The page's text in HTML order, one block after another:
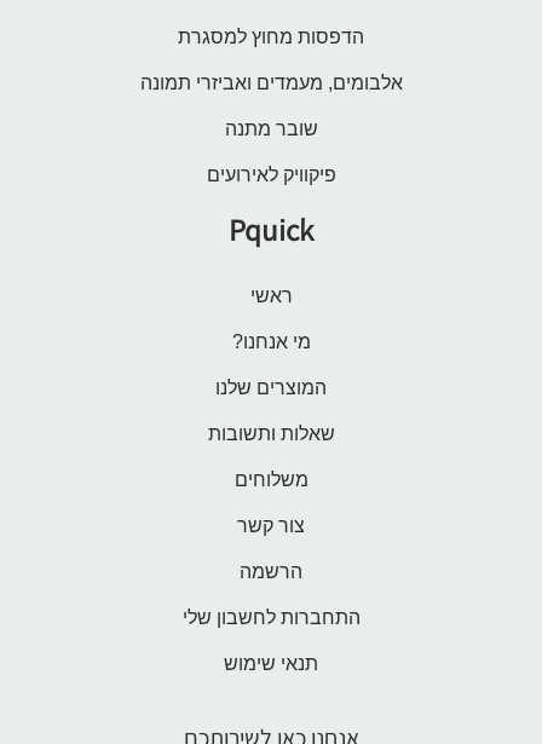
הדפסות מחוץ למסגרת
אלבומים, מעמדים ואביזרי תמונה
שובר מתנה
פיקוויק לאירועים
Pquick
ראשי
מי אנחנו?
המוצרים שלנו
שאלות ותשובות
משלוחים
צור קשר
הרשמה
התחברות לחשבון שלי
תנאי שימוש